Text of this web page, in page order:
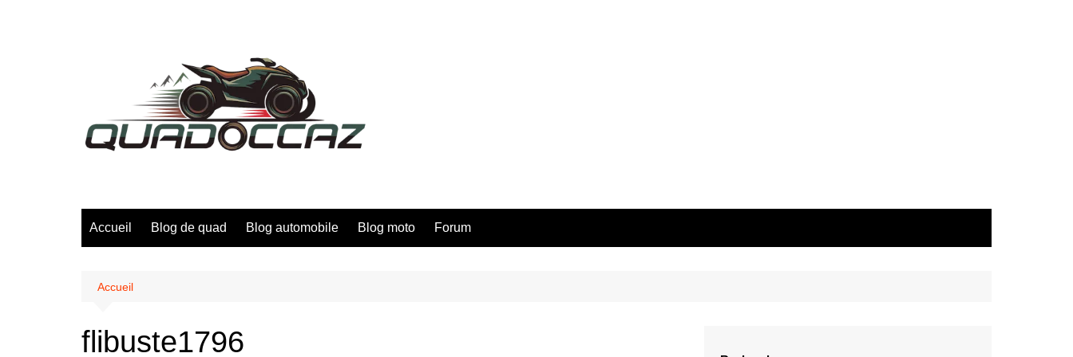
Accueil Blog de quad Blog automobile Blog moto Forum
Accueil
flibuste1796